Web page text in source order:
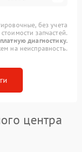
без учета
стоимости запчастей.
диагностику.
на неисправность.
центра